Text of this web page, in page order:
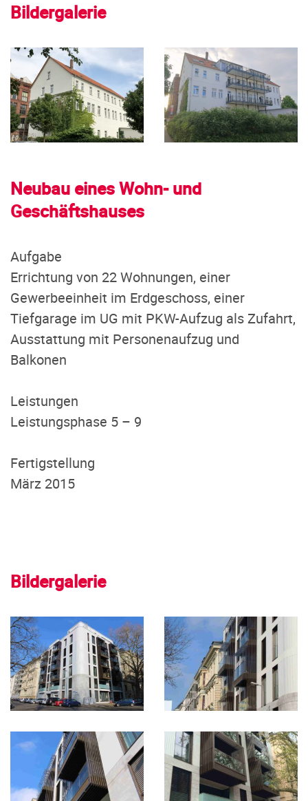
Bildergalerie
Neubau eines Wohn- und
Geschäftshauses
Aufgabe
Errichtung von 22 Wohnungen, einer
Gewerbeeinheit im Erdgeschoss, einer
Tiefgarage im UG mit PKW-Aufzug als Zufahrt,
Ausstattung mit Personenaufzug und
Balkonen
Leistungen
Leistungsphase 5 – 9
Fertigstellung
März 2015
Bildergalerie